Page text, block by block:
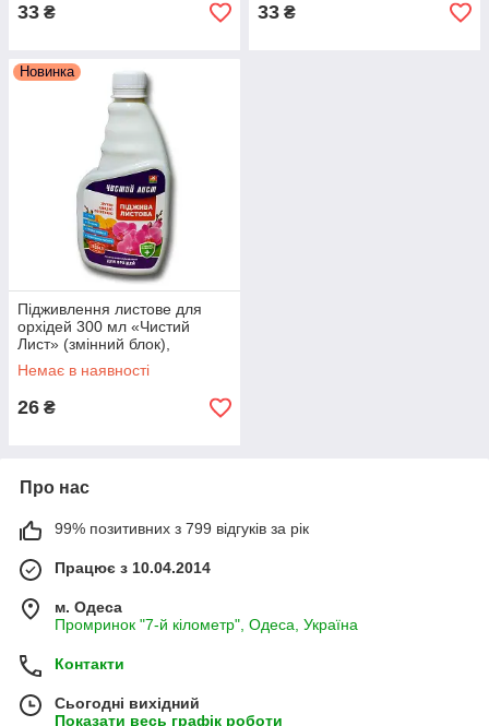
33 ₴ 33 ₴
Новинка
Підживлення листове для
орхідей 300 мл «Чистий
Лист» (змінний блок),
оригінал
Немає в наявності
26 ₴
Про нас
99% позитивних з 799 відгуків за рік
Працює з 10.04.2014
м. Одеса
Промринок "7-й кілометр", Одеса, Україна
Контакти
Сьогодні вихідний
Показати весь графік роботи